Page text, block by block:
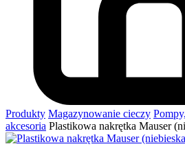
Produkty Magazynowanie cieczy
akcesoria Plastikowa nakrętka Mauser